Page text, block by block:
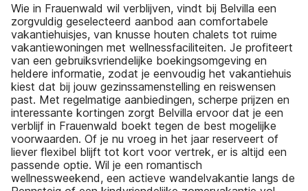
Wie in Frauenwald wil verblijven, vindt bij Belvilla een
zorgvuldig geselecteerd aanbod aan comfortabele
vakantiehuisjes, van knusse houten chalets tot ruime
vakantiewoningen met wellnessfaciliteiten. Je profiteert
van een gebruiksvriendelijke boekingsomgeving en
heldere informatie, zodat je eenvoudig het vakantiehuis
kiest dat bij jouw gezinssamenstelling en reiswensen
past. Met regelmatige aanbiedingen, scherpe prijzen en
interessante kortingen zorgt Belvilla ervoor dat je een
verblijf in Frauenwald boekt tegen de best mogelijke
voorwaarden. Of je nu vroeg in het jaar reserveert of
liever flexibel blijft tot kort voor vertrek, er is altijd een
passende optie. Wil je een romantisch
wellnessweekend, een actieve wandelvakantie langs de